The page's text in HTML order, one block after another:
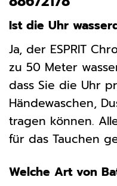
Ist die Uhr
Ja, der ESPRIT
zu 50 Meter
dass Sie die Uhr
Händewaschen,
tragen können.
für das Tauchen
Welche Art von